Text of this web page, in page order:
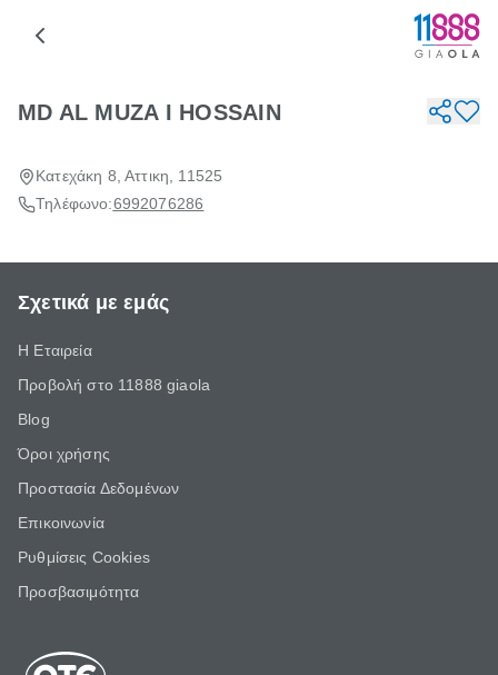
MD AL MUZA I HOSSAIN
Κατεχάκη 8, Αττικη, 11525
Τηλέφωνο:6992076286
Σχετικά με εμάς
Η Εταιρεία
Προβολή στο 11888 giaola
Blog
Όροι χρήσης
Προστασία Δεδομένων
Επικοινωνία
Ρυθμίσεις Cookies
Προσβασιμότητα